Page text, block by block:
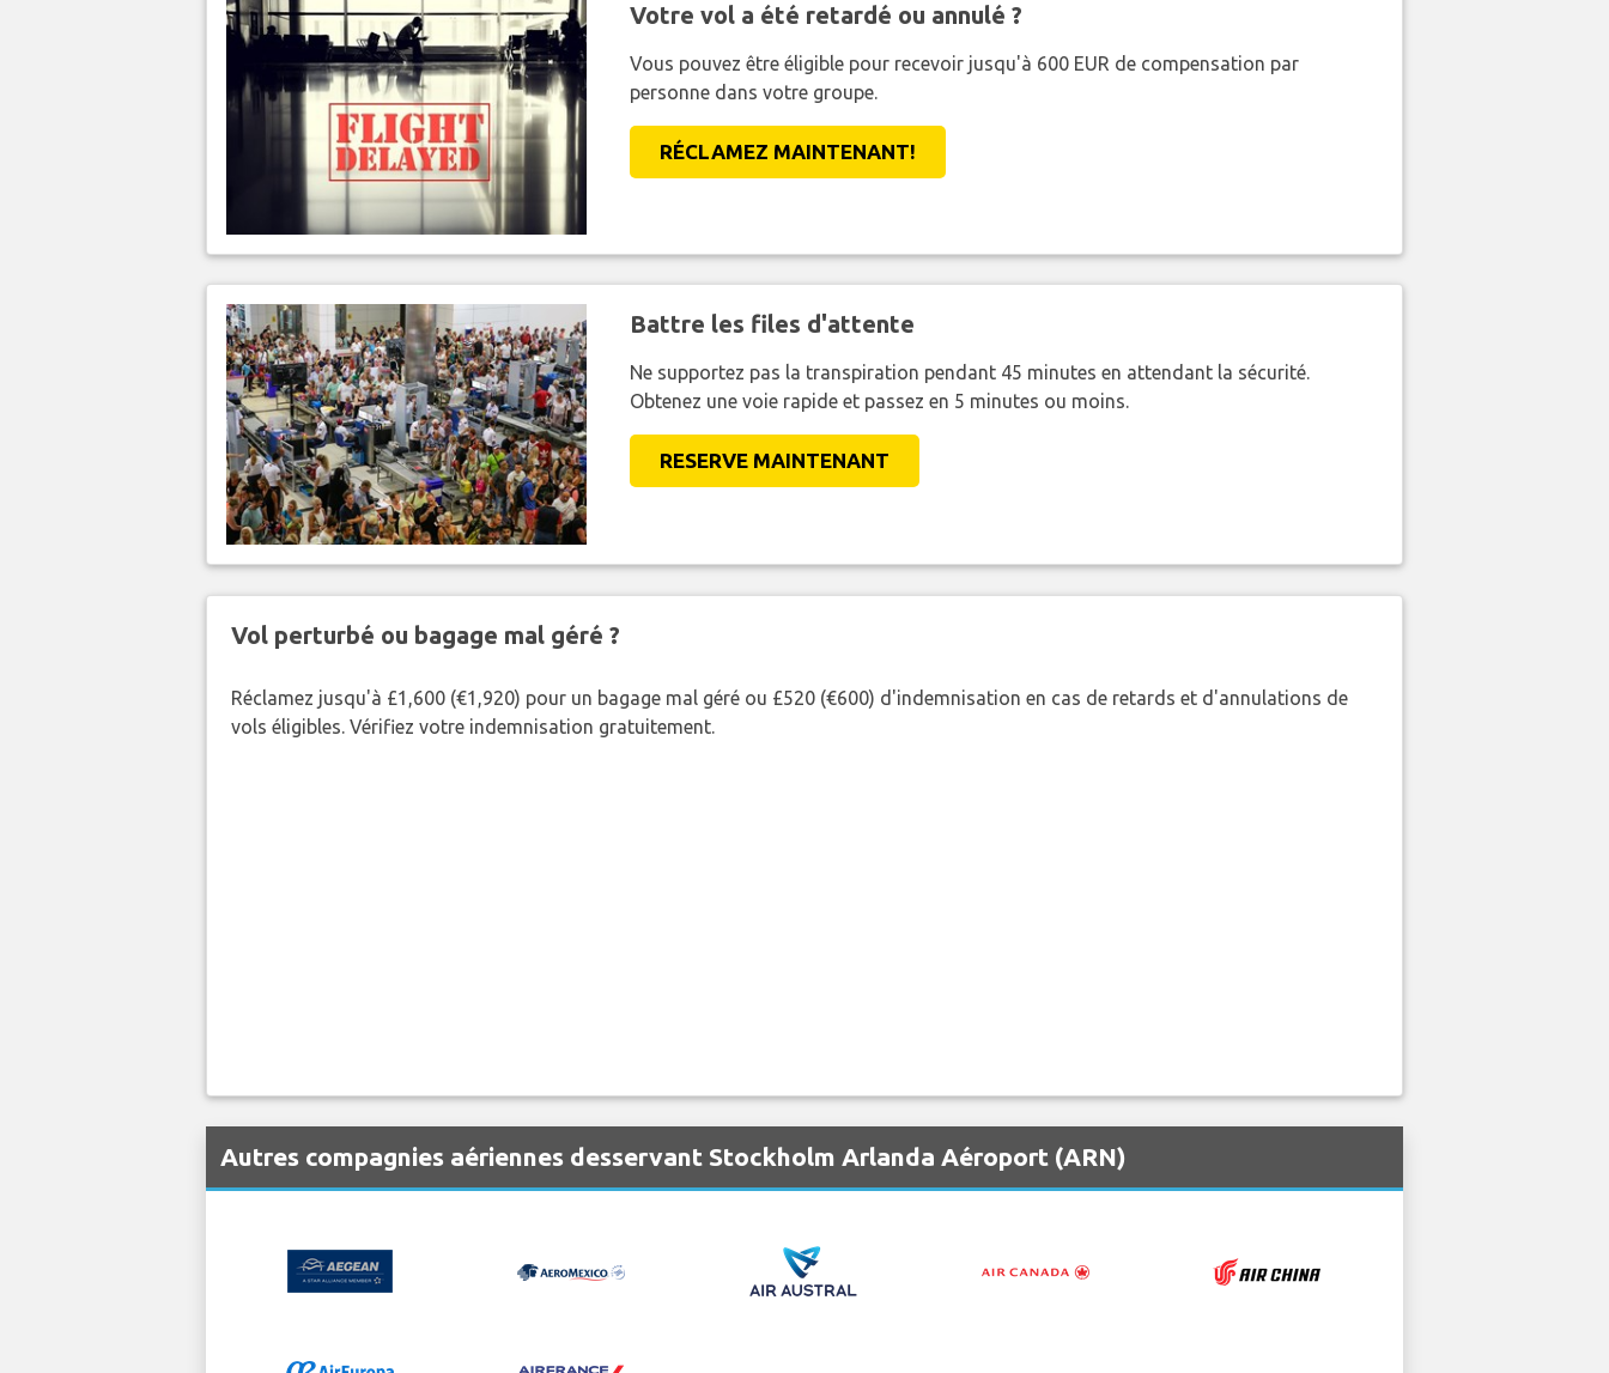
Votre vol a été retardé ou annulé ?
Vous pouvez être éligible pour recevoir jusqu'à 600 EUR de compensation par
personne dans votre groupe.
RÉCLAMEZ MAINTENANT!
Battre les files d'attente
Ne supportez pas la transpiration pendant 45 minutes en attendant la sécurité.
Obtenez une voie rapide et passez en 5 minutes ou moins.
RESERVE MAINTENANT
Vol perturbé ou bagage mal géré ?
Réclamez jusqu'à £1,600 (€1,920) pour un bagage mal géré ou £520 (€600) d'indemnisation en cas de retards et d'annulations de
vols éligibles. Vérifiez votre indemnisation gratuitement.
Autres compagnies aériennes desservant Stockholm Arlanda Aéroport (ARN)